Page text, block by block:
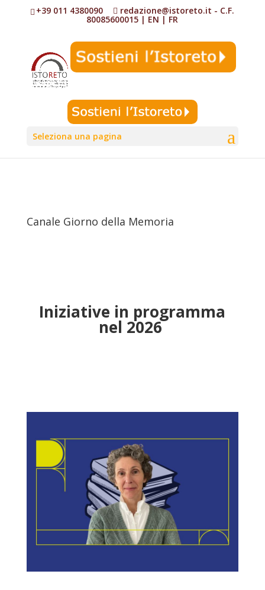
+39 011 4380090 redazione@istoreto.it - C.F.
80085600015 | EN | FR
Seleziona una pagina
Canale Giorno della Memoria
Iniziative in programma
nel 2026